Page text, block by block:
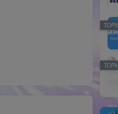
TOP5
TOP6